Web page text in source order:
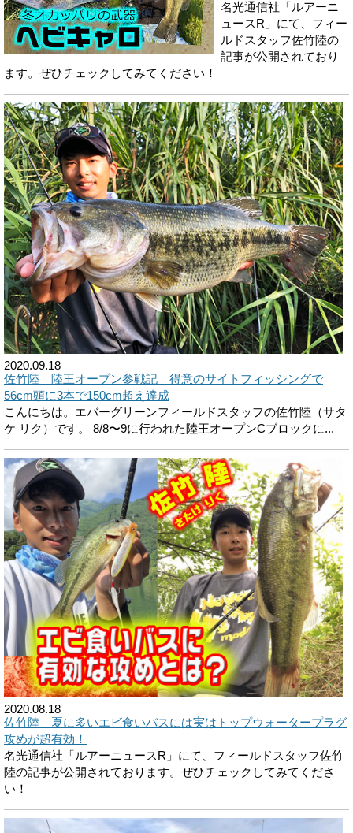
名光通信社「ルアーニ
ュースR」にて、フィー
ルドスタッフ佐竹陸の
記事が公開されており
ます。ぜひチェックしてみてください！
2020.09.18
佐竹陸 陸王オープン参戦記 得意のサイトフィッシングで
56cm頭に3本で150cm超え達成
こんにちは。エバーグリーンフィールドスタッフの佐竹陸（サタ
ケ リク）です。 8/8〜9に行われた陸王オープンCブロックに...
2020.08.18
佐竹陸 夏に多いエビ食いバスには実はトップウォータープラグ
攻めが超有効！
名光通信社「ルアーニュースR」にて、フィールドスタッフ佐竹
陸の記事が公開されております。ぜひチェックしてみてくださ
い！